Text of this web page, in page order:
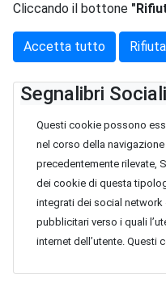
Cliccando il bottone
Accetta tutto
Segnalibri Sociali
Questi cookie possono
nel corso della
precedentemente rilevate,
dei cookie di questa
integrati dei social network
pubblicitari verso i quali
internet dell’utente.